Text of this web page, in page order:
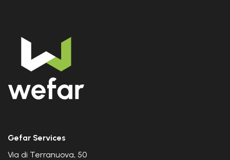
Gefar Services
Via di Terranuova, 50